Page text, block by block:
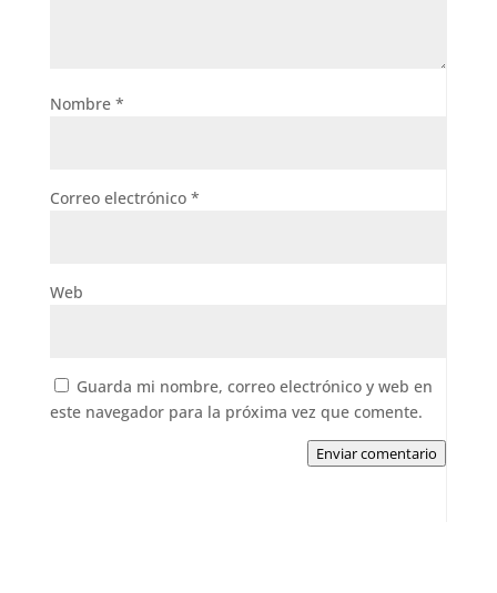
Nombre *
Correo electrónico *
Web
Guarda mi nombre, correo electrónico y web en
este navegador para la próxima vez que comente.
Enviar comentario